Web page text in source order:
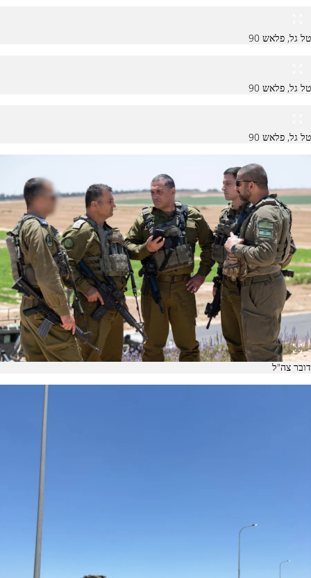
טל גל, פלאש 90
טל גל, פלאש 90
טל גל, פלאש 90
דובר צה"ל